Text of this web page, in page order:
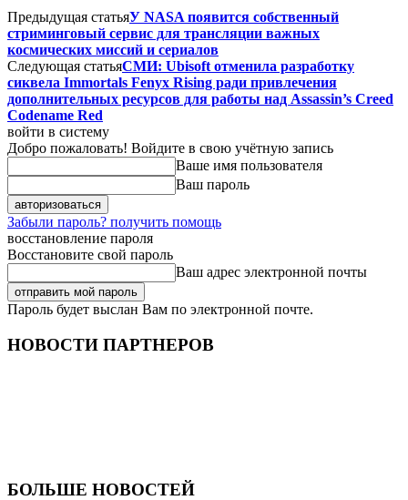
Предыдущая статьяУ NASA появится собственный
стриминговый сервис для трансляции важных
космических миссий и сериалов
Следующая статьяСМИ: Ubisoft отменила разработку
сиквела Immortals Fenyx Rising ради привлечения
дополнительных ресурсов для работы над Assassin’s Creed
Codename Red
войти в систему
Добро пожаловать! Войдите в свою учётную запись
Ваше имя пользователя
Ваш пароль
Забыли пароль? получить помощь
восстановление пароля
Восстановите свой пароль
Ваш адрес электронной почты
Пароль будет выслан Вам по электронной почте.
НОВОСТИ ПАРТНЕРОВ
БОЛЬШЕ НОВОСТЕЙ